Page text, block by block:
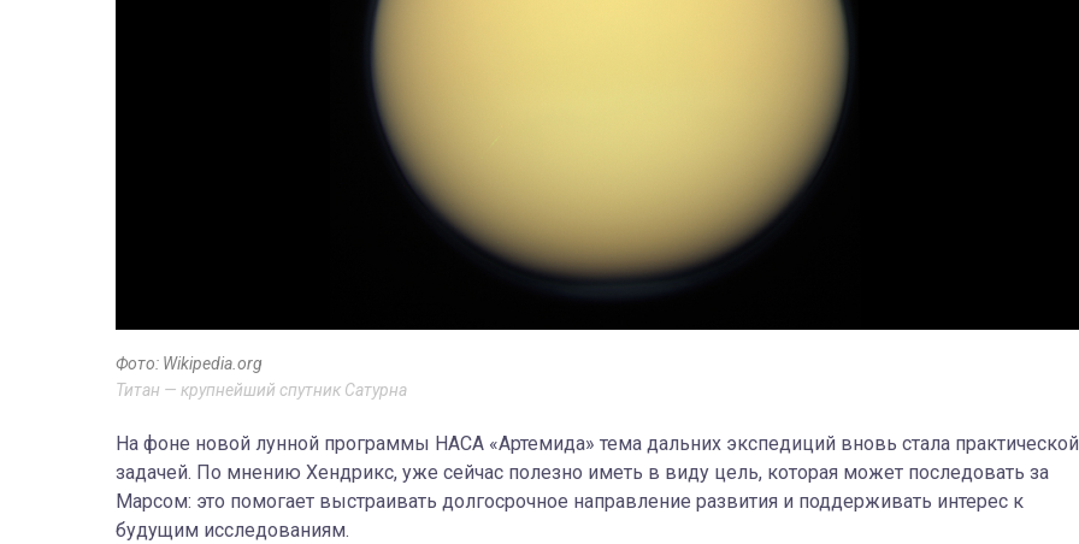
Фото: Wikipedia.org
Титан — крупнейший спутник Сатурна
На фоне новой лунной программы НАСА «Артемида» тема дальних экспедиций вновь стала практической
задачей. По мнению Хендрикс, уже сейчас полезно иметь в виду цель, которая может последовать за
Марсом: это помогает выстраивать долгосрочное направление развития и поддерживать интерес к
будущим исследованиям.